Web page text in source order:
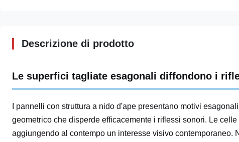
Descrizione di prodotto
Le superfici tagliate esagonali diffondono i
I pannelli con struttura a nido d'ape presentano motivi
geometrico che disperde efficacemente i riflessi sonori. Le
aggiungendo al contempo un interesse visivo